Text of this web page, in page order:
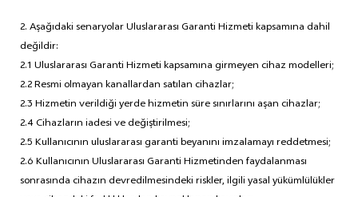
2. Aşağıdaki senaryolar Uluslararası Garanti Hizmeti kapsamına dahil
değildir:
2.1 Uluslararası Garanti Hizmeti kapsamına girmeyen cihaz modelleri;
2.2 Resmi olmayan kanallardan satılan cihazlar;
2.3 Hizmetin verildiği yerde hizmetin süre sınırlarını aşan cihazlar;
2.4 Cihazların iadesi ve değiştirilmesi;
2.5 Kullanıcının uluslararası garanti beyanını imzalamayı reddetmesi;
2.6 Kullanıcının Uluslararası Garanti Hizmetinden faydalanması
sonrasında cihazın devredilmesindeki riskler, ilgili yasal yükümlülükler